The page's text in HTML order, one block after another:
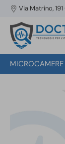
Via Matrino,
MICROCAMERE